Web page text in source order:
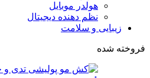
هولدر موبایل
نظم دهنده دیجیتال
زیبایی و سلامت
فروخته شده